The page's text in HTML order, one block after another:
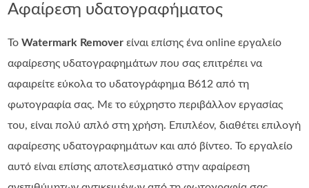
Αφαίρεση υδατογραφήματος
ΤοWatermark Remover είναι επίσης ένα online εργαλείο
αφαίρεσης υδατογραφημάτων που σας επιτρέπει να
αφαιρείτε εύκολα το υδατογράφημα B612 από τη
φωτογραφία σας. Με το εύχρηστο περιβάλλον εργασίας
του, είναι πολύ απλό στη χρήση. Επιπλέον, διαθέτει επιλογή
αφαίρεσης υδατογραφημάτων και από βίντεο. Το εργαλείο
αυτό είναι επίσης αποτελεσματικό στην αφαίρεση